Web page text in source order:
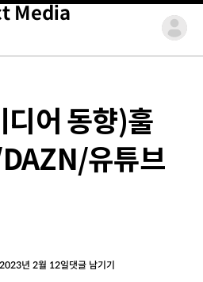
Media
어 동향)훌
유튜브
2023년 2월 12일댓글 남기기